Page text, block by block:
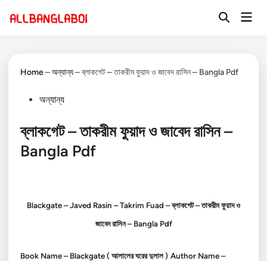
OpenMain
Home–অন্যান্য–ব্লাকগেট – তাকরীম ফুয়াদ ও জাবেদ রাসিন – Bangla Pdf
Postedঅন্যান্য
ব্লাকগেট – তাকরীম ফুয়াদ ও জাবেদ রাসিন –
Bangla Pdf
Blackgate – Javed Rasin – Takrim Fuad – ব্লাকগেট – তাকরীম ফুয়াদ ও
জাবেদ রাসিন – Bangla Pdf
Book Name – Blackgate( আলালের ঘরের দুলাল ) Author Name –